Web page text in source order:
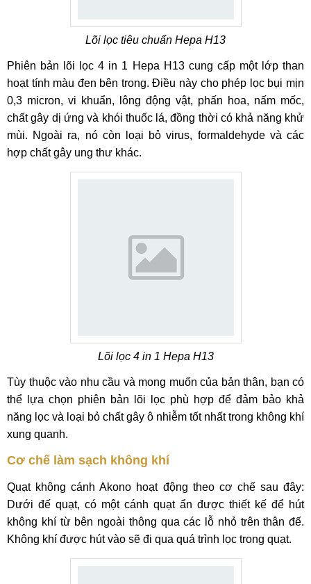
Lõi lọc tiêu chuẩn Hepa H13
Phiên bản lõi lọc 4 in 1 Hepa H13 cung cấp một lớp than
hoạt tính màu đen bên trong. Điều này cho phép lọc bụi mịn
0,3 micron, vi khuẩn, lông động vật, phấn hoa, nấm mốc,
chất gây dị ứng và khói thuốc lá, đồng thời có khả năng khử
mùi. Ngoài ra, nó còn loại bỏ virus, formaldehyde và các
hợp chất gây ung thư khác.
Lõi lọc 4 in 1 Hepa H13
Tùy thuộc vào nhu cầu và mong muốn của bản thân, bạn có
thể lựa chọn phiên bản lõi lọc phù hợp để đảm bảo khả
năng lọc và loại bỏ chất gây ô nhiễm tốt nhất trong không khí
xung quanh.
Cơ chế làm sạch không khí
Quạt không cánh Akono hoạt động theo cơ chế sau đây:
Dưới đế quạt, có một cánh quạt ẩn được thiết kế để hút
không khí từ bên ngoài thông qua các lỗ nhỏ trên thân đế.
Không khí được hút vào sẽ đi qua quá trình lọc trong quạt.